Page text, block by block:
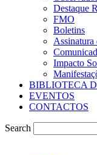
Destaque
FMO
Boletins
Assinatura
Impacto
BIBLIOTECA
EVENTOS
CONTACTOS
Search